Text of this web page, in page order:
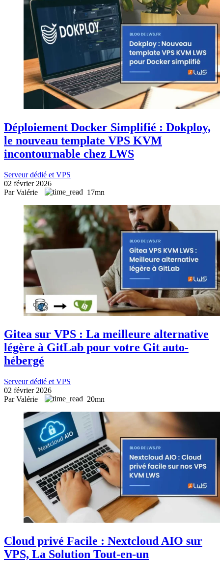
Déploiement Docker Simplifié : Dokploy,
le nouveau template VPS KVM
incontournable chez LWS
Serveur dédié et VPS
02 février 2026
Par Valérie
17mn
Gitea sur VPS : La meilleure alternative
légère à GitLab pour votre Git auto-
hébergé
Serveur dédié et VPS
02 février 2026
Par Valérie
20mn
Cloud privé Facile : Nextcloud AIO sur
VPS, La Solution Tout-en-un